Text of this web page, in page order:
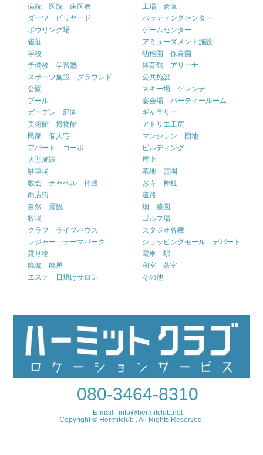
病院 医院 歯医者
工場 倉庫
ダーツ ビリヤード
バッティングセンター
ボウリング場
ゲームセンター
雀荘
アミューズメント施設
学校
幼稚園 保育園
予備校 学習塾
体育館 アリーナ
スポーツ施設 グラウンド
公共施設
公園
スキー場 ゲレンデ
プール
宴会場 パーティールーム
ガーデン 庭園
ギャラリー
美術館 博物館
アトリエ工房
民家 個人宅
マンション 団地
アパート コーポ
ビルディング
大型施設
屋上
駐車場
墓地 霊園
教会 チャペル 神殿
お寺 神社
商店街
道路
自然 景観
畑 農園
牧場
ゴルフ場
クラブ ライブハウス
スタジオ各種
レジャー テーマパーク
ショッピングモール デパート
乗り物
電車 駅
廃墟 廃屋
和室 茶室
エステ 日焼けサロン
その他
080-3464-8310
E-mail : info@hermitclub.net
Copyright © Hermitclub . All Rights Reserved.